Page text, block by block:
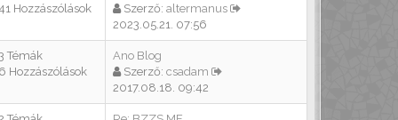
Hozzászólások
Szerző: altermanus
2023.05.21. 07:56
Témák
6 Hozzászólások
Ano Blog
Szerző: csadam
2017.08.18. 09:42